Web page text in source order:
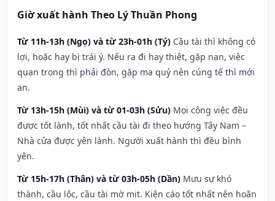
Giờ xuất hành Theo Lý Thuần Phong
Từ 11h-13h (Ngọ) và từ 23h-01h (Tý) Cầu tài thì không có
lợi, hoặc hay bị trái ý. Nếu ra đi hay thiệt, gặp nạn, việc
quan trọng thì phải đòn, gặp ma quỷ nên cúng tế thì mới
an.
Từ 13h-15h (Mùi) và từ 01-03h (Sửu) Mọi công việc đều
được tốt lành, tốt nhất cầu tài đi theo hướng Tây Nam –
Nhà cửa được yên lành. Người xuất hành thì đều bình
yên.
Từ 15h-17h (Thân) và từ 03h-05h (Dần) Mưu sự khó
thành, cầu lộc, cầu tài mờ mịt. Kiện cáo tốt nhất nên hoãn